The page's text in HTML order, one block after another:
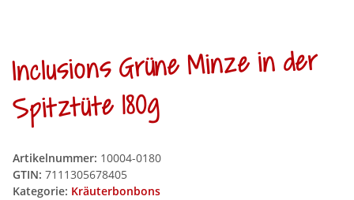
Inclusions Grüne Minze in der
Spitztüte 180g
Artikelnummer: 10004-0180
GTIN: 7111305678405
Kategorie: Kräuterbonbons